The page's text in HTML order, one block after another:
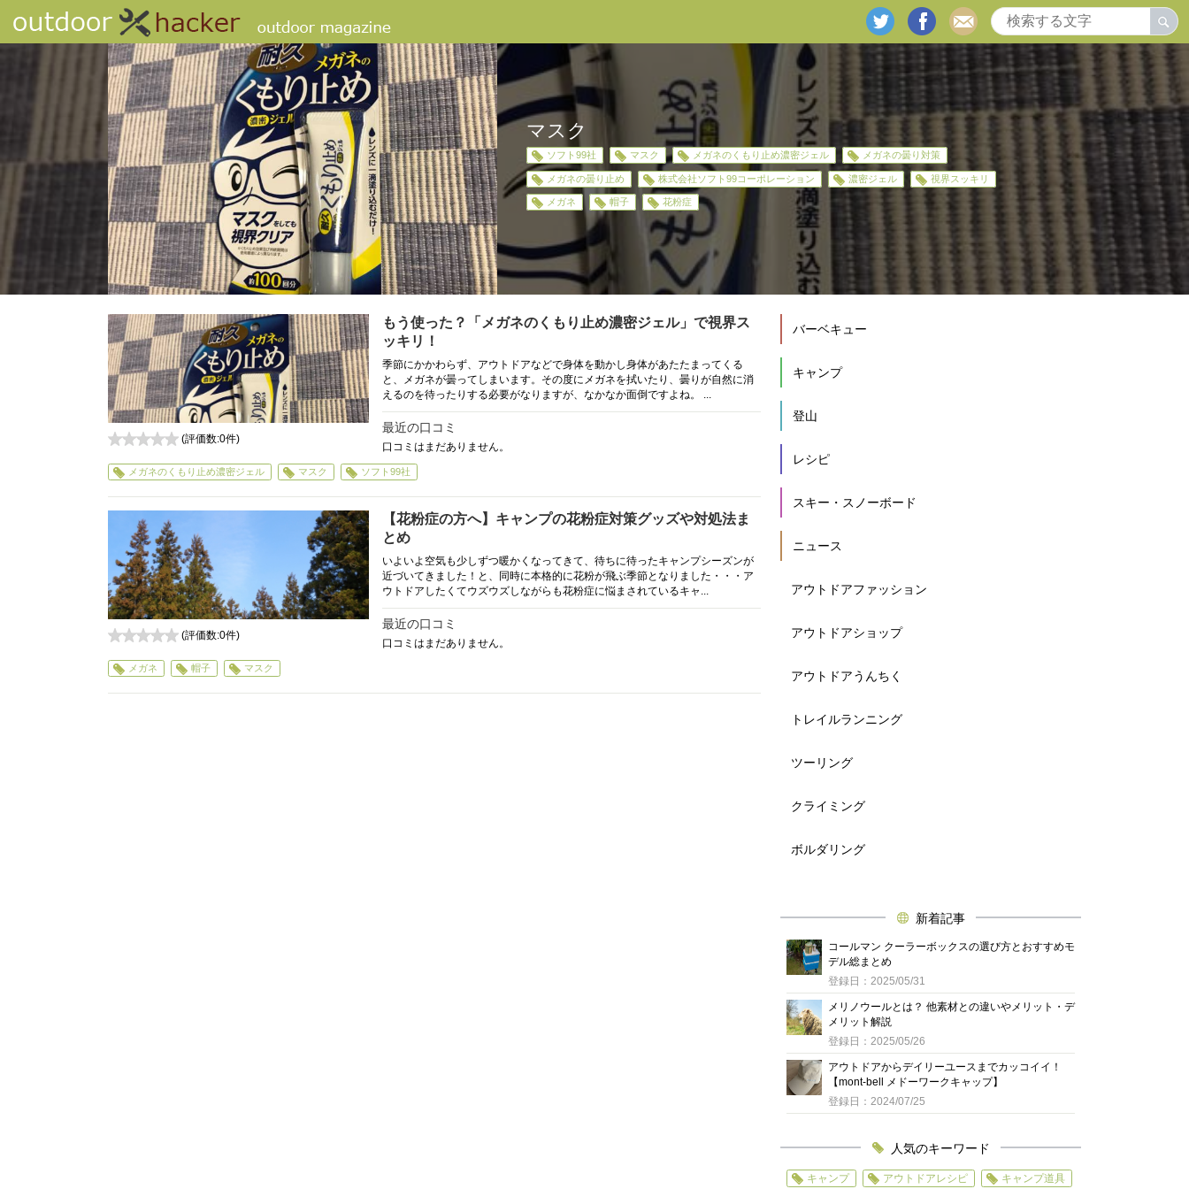
マスク
ソフト99社 マスク メガネのくもり止め濃密ジェル メガネの曇り対策
メガネの曇り止め 株式会社ソフト99コーポレーション 濃密ジェル 視界スッキリ
メガネ 帽子 花粉症
もう使った？「メガネのくもり止め濃密ジェル」で視界ス
ッキリ！
季節にかかわらず、アウトドアなどで身体を動かし身体があたたまってくる
と、メガネが曇ってしまいます。その度にメガネを拭いたり、曇りが自然に消
えるのを待ったりする必要がなりますが、なかなか面倒ですよね。 ...
最近の口コミ
口コミはまだありません。
(評価数:0件)
メガネのくもり止め濃密ジェル マスク ソフト99社
【花粉症の方へ】キャンプの花粉症対策グッズや対処法ま
とめ
いよいよ空気も少しずつ暖かくなってきて、待ちに待ったキャンプシーズンが
近づいてきました！と、同時に本格的に花粉が飛ぶ季節となりました・・・ア
ウトドアしたくてウズウズしながらも花粉症に悩まされているキャ...
最近の口コミ
口コミはまだありません。
(評価数:0件)
メガネ 帽子 マスク
バーベキュー
キャンプ
登山
レシピ
スキー・スノーボード
ニュース
アウトドアファッション
アウトドアショップ
アウトドアうんちく
トレイルランニング
ツーリング
クライミング
ボルダリング
新着記事
コールマン クーラーボックスの選び方とおすすめモ
デル総まとめ
登録日：2025/05/31
メリノウールとは？ 他素材との違いやメリット・デ
メリット解説
登録日：2025/05/26
アウトドアからデイリーユースまでカッコイイ！
【mont-bell メドーワークキャップ】
登録日：2024/07/25
人気のキーワード
キャンプ アウトドアレシピ キャンプ道具